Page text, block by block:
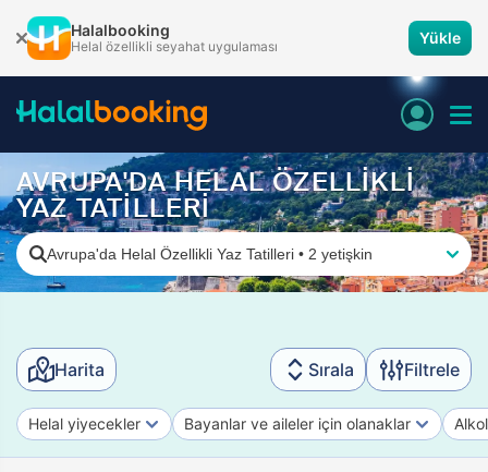
Halalbooking
Helal özellikli seyahat uygulaması Yükle
AVRUPA'DA HELAL ÖZELLİKLİ
YAZ TATİLLERİ
Avrupa'da Helal Özellikli Yaz Tatilleri • 2 yetişkin
Harita Sırala Filtrele
Helal yiyecekler Bayanlar ve aileler için olanaklar